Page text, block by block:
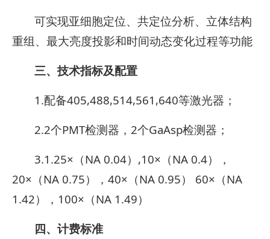
可实现亚细胞定位、共定位分析、立体结构
重组、最大亮度投影和时间动态变化过程等功能
三、技术指标及配置
1.配备405,488,514,561,640等激光器；
2.2个PMT检测器，2个GaAsp检测器；
3.1.25×（NA 0.04）,10×（NA 0.4），
20×（NA 0.75），40×（NA 0.95） 60×（NA
1.42），100×（NA 1.49）
四、计费标准